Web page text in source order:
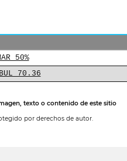
50%
70.36
texto o contenido de este sitio
por derechos de autor.